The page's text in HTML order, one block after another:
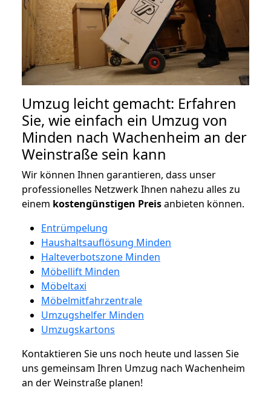
Umzug leicht gemacht: Erfahren
Sie, wie einfach ein Umzug von
Minden nach Wachenheim an der
Weinstraße sein kann
Wir können Ihnen garantieren, dass unser
professionelles Netzwerk Ihnen nahezu alles zu
einem kostengünstigen Preisanbieten können.
Entrümpelung
Haushaltsauflösung Minden
Halteverbotszone Minden
Möbellift Minden
Möbeltaxi
Möbelmitfahrzentrale
Umzugshelfer Minden
Umzugskartons
Kontaktieren Sie uns noch heute und lassen Sie
uns gemeinsam Ihren Umzug nach Wachenheim
an der Weinstraße planen!